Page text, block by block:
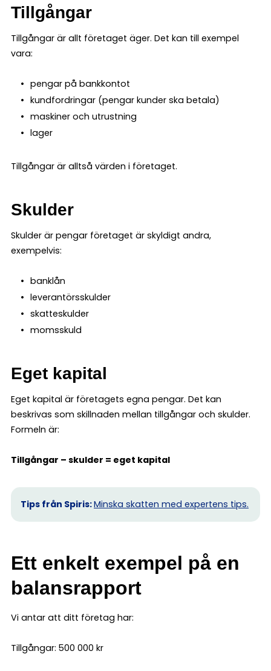
Tillgångar
Tillgångar är allt företaget äger. Det kan till exempel
vara:
pengar på bankkontot
kundfordringar (pengar kunder ska betala)
maskiner och utrustning
lager
Tillgångar är alltså värden i företaget.
Skulder
Skulder är pengar företaget är skyldigt andra,
exempelvis:
banklån
leverantörsskulder
skatteskulder
momsskuld
Eget kapital
Eget kapital är företagets egna pengar. Det kan
beskrivas som skillnaden mellan tillgångar och skulder.
Formeln är:
Tillgångar – skulder = eget kapital
Tips från Spiris:Minska skatten med expertens tips.
Ett enkelt exempel på en
balansrapport
Vi antar att ditt företag har:
Tillgångar: 500 000 kr